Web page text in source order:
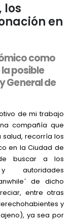
los
en
como
posible
General de
de mi trabajo
compañía que
recorría los
en la Ciudad de
buscar a los
autoridades
de dicho
entre otras
y
ya sea por